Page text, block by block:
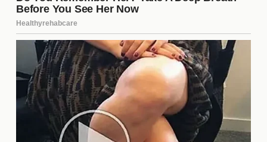
afectada, lo que podría influir en futuros proyectos
cinematográficos. Sin embargo, su legado en el
cine es fuerte, y muchos aún valoran su
contribución a la industria.
¿Qué opinan los medios sobre la
situación familiar de Delon?
Los medios han adoptado diversas posturas